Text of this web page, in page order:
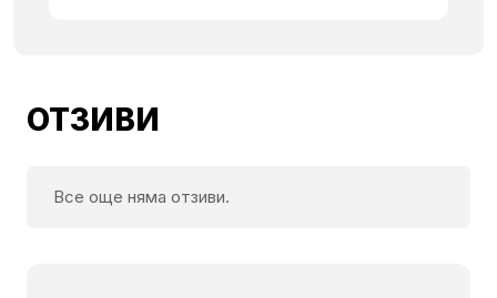
ОТЗИВИ
Все още няма отзиви.